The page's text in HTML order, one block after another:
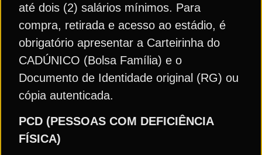
até dois (2) salários mínimos. Para
compra, retirada e acesso ao estádio, é
obrigatório apresentar a Carteirinha do
CADÚNICO (Bolsa Família) e o
Documento de Identidade original (RG) ou
cópia autenticada.
PCD (PESSOAS COM DEFICIÊNCIA
FÍSICA)